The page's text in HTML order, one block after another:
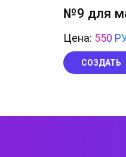
№9 для
Цена: 550
СОЗДАТЬ